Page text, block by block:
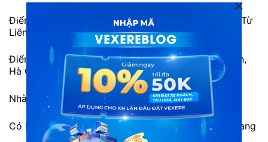
Điểm đi: Bến xe Mỹ Đình – số 20 Phạm Hùng, Nam Từ
Liêm
Điểm đến: Bến xe Hà Giang – Phường Phương Thiện,
Hà Giang.
Nhà xe chưa hỗ trợ trung chuyển nội thành Hà Nội.
Có hỗ trợ trung chuyển đón/trả tại nội thành Hà Giang